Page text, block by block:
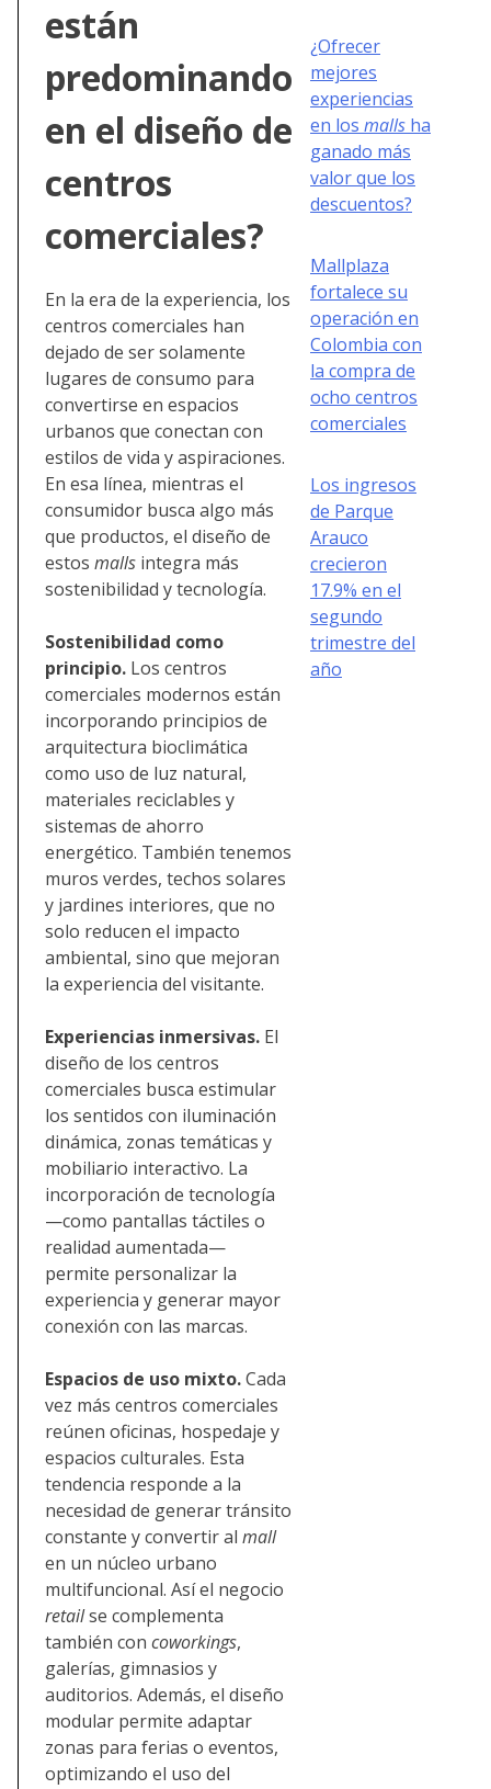
están
predominando
en el diseño de
centros
comerciales?
En la era de la experiencia, los
centros comerciales han
dejado de ser solamente
lugares de consumo para
convertirse en espacios
urbanos que conectan con
estilos de vida y aspiraciones.
En esa línea, mientras el
consumidor busca algo más
que productos, el diseño de
estos malls integra más
sostenibilidad y tecnología.
Sostenibilidad como
principio. Los centros
comerciales modernos están
incorporando principios de
arquitectura bioclimática
como uso de luz natural,
materiales reciclables y
sistemas de ahorro
energético. También tenemos
muros verdes, techos solares
y jardines interiores, que no
solo reducen el impacto
ambiental, sino que mejoran
la experiencia del visitante.
Experiencias inmersivas. El
diseño de los centros
comerciales busca estimular
los sentidos con iluminación
dinámica, zonas temáticas y
mobiliario interactivo. La
incorporación de tecnología
—como pantallas táctiles o
realidad aumentada—
permite personalizar la
experiencia y generar mayor
conexión con las marcas.
Espacios de uso mixto.Cada
vez más centros comerciales
reúnen oficinas, hospedaje y
espacios culturales. Esta
tendencia responde a la
necesidad de generar tránsito
constante y convertir al mall
en un núcleo urbano
multifuncional. Así el negocio
retailse complementa
también con coworkings,
galerías, gimnasios y
auditorios. Además, el diseño
modular permite adaptar
zonas para ferias o eventos,
optimizando el uso del
¿Ofrecer
mejores
experiencias
en los malls ha
ganado más
valor que los
descuentos?
Mallplaza
fortalece su
operación en
Colombia con
la compra de
ocho centros
comerciales
Los ingresos
de Parque
Arauco
crecieron
17.9% en el
segundo
trimestre del
año